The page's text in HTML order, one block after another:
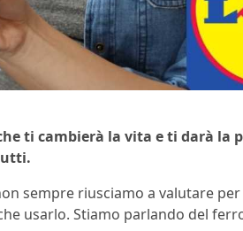
ti cambierà la vita e ti darà la
sempre riusciamo a valutare per
usarlo. Stiamo parlando del